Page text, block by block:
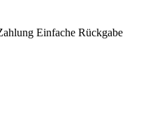
Einfache Rückgabe